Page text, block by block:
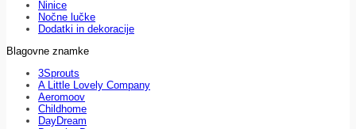
Ninice
Nočne lučke
Dodatki in dekoracije
Blagovne znamke
3Sprouts
A Little Lovely Company
Aeromoov
Childhome
DayDream